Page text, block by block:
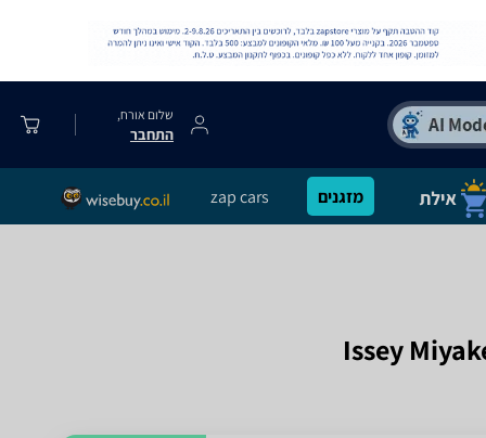
שלום אורח,
התחבר
מזגנים zap cars